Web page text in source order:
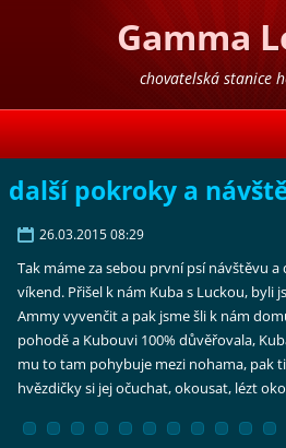
Gamma
chovatelská stanice
další pokroky a
26.03.2015 08:29
Tak máme za sebou první psí návštěvu
víkend. Přišel k nám Kuba s Luckou, byli
Ammy vyvenčit a pak jsme šli k nám
pohodě a Kubouvi 100% důvěřovala,
mu to tam pohybuje mezi nohama, pak
hvězdičky si jej očuchat, okousat, lézt